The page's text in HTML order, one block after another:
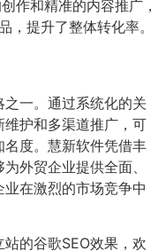
作和精准的内容推广，
，提升了整体转化率。
一。通过系统化的关
护和多渠道推广，可
度。慧新软件凭借丰
外贸企业提供全面、
在激烈的市场竞争中
的谷歌SEO效果，欢